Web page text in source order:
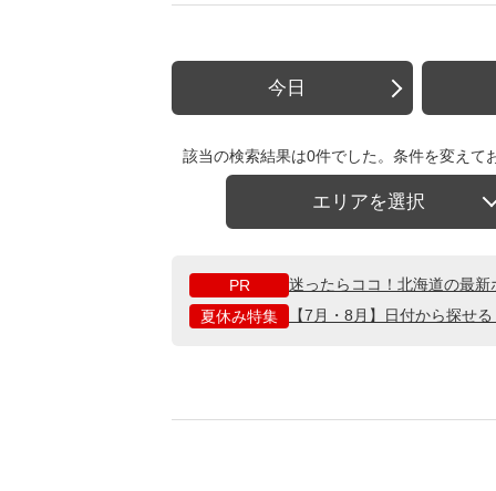
今日
該当の検索結果は0件でした。条件を変えて
エリアを選択
PR
迷ったらココ！北海道の最
夏休み特集
【7月・8月】日付から探せ